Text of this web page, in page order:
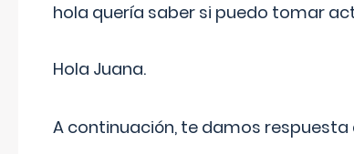
hola quería saber si puedo tomar
Hola Juana.
A continuación, te damos respuesta